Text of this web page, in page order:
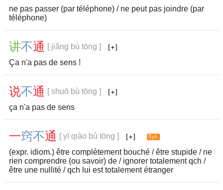
ne pas passer (par téléphone) / ne peut pas joindre (par
téléphone)
讲不通 [ jiǎng bù tōng ]
Ça n'a pas de sens !
说不通 [ shuō bù tōng ]
ça n'a pas de sens
一窍不通 [ yī qiào bù tōng ]
(expr. idiom.) être complètement bouché / être stupide / ne
rien comprendre (ou savoir) de / ignorer totalement qch /
être une nullité / qch lui est totalement étranger